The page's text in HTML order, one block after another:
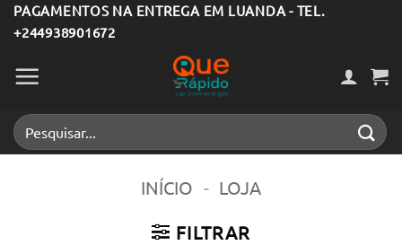
Skip
to
content
PAGAMENTOS NA ENTREGA EM LUANDA - TEL.
+244938901672
Pesquisar
por:
INÍCIO - LOJA
FILTRAR